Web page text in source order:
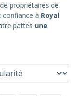
propriétaires de
confiance à Royal
pattes une